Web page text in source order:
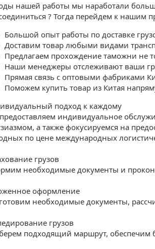
нашей работы мы наработали
? Тогда перейдем к нашим
Большой опыт работы по доставке
Доставим товар любыми видами
Предлагаем прохождение таможни не
Наши менеджеры отслеживают ваши
Прямая связь с оптовыми фабриками
Поможем купить товар из Китая
подход к каждому
индивидуальное
а также фокусируемся на
по цене международных
грузов
необходимые документы и
оформление
необходимые документы,
грузов
подходящий маршрут, обеспечим